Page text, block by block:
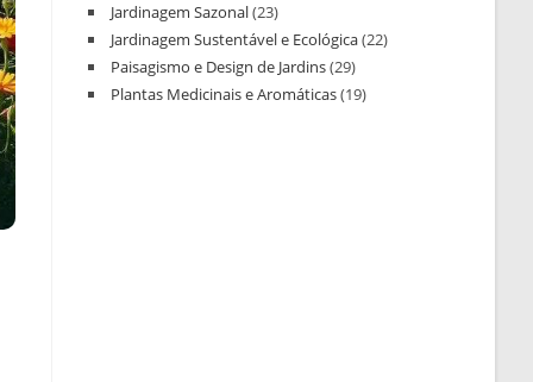
Jardinagem Sazonal(23)
Jardinagem Sustentável e Ecológica(22)
Paisagismo e Design de Jardins(29)
Plantas Medicinais e Aromáticas(19)